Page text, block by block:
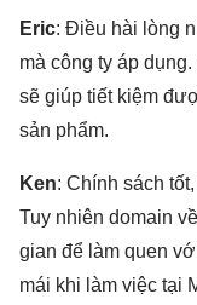
Eric: Điều hài lòng
mà công ty áp
sẽ giúp tiết kiệm
sản phẩm.
Ken: Chính sách
Tuy nhiên domain
gian để làm quen
mái khi làm việc tại